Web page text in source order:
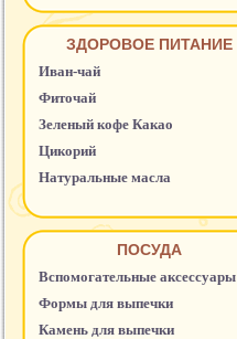
ЗДОРОВОЕ ПИТАНИЕ
Иван-чай
Фиточай
Зеленый кофе Какао
Цикорий
Натуральные масла
ПОСУДА
Вспомогательные аксессуары
Формы для выпечки
Камень для выпечки